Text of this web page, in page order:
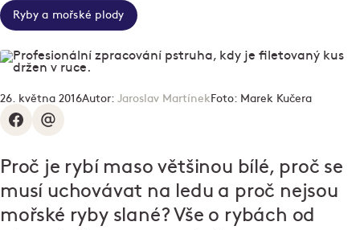
Ryby a mořské plody
26. května 2016Autor: Jaroslav Martínek Foto: Marek Kučera
Proč je rybí maso většinou bílé, proč se
musí uchovávat na ledu a proč nejsou
mořské ryby slané? Vše o rybách od